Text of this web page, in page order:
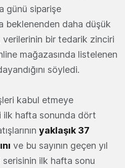
günü siparişe
beklenenden daha düşük
bir tedarik zinciri
mağazasında listelenen
söyledi.
kabul etmeye
ilk hafta sonunda dört
yaklaşık 37
ve bu sayının geçen yıl
ilk hafta sonu